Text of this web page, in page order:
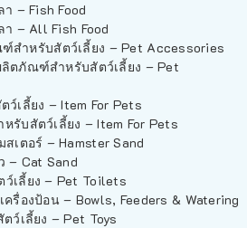
– Fish Food
า – All Fish Food
ำหรับสัตว์เลี้ยง – Pet Accessories
ตภัณฑ์สำหรับสัตว์เลี้ยง – Pet
ว์เลี้ยง – Item For Pets
รับสัตว์เลี้ยง – Item For Pets
เตอร์ – Hamster Sand
– Cat Sand
ว์เลี้ยง – Pet Toilets
ครื่องป้อน – Bowls, Feeders & Watering
ว์เลี้ยง – Pet Toys